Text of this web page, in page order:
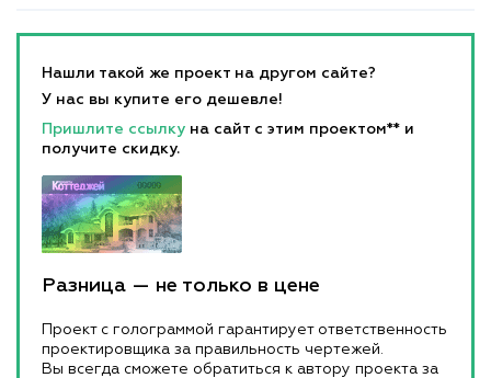
Нашли такой же проект на другом сайте?
У нас вы купите его дешевле!
Пришлите ссылку на сайт с этим проектом** и
получите скидку.
Разница — не только в цене
Проект с голограммой гарантирует ответственность
проектировщика за правильность чертежей.
Вы всегда сможете обратиться к автору проекта за